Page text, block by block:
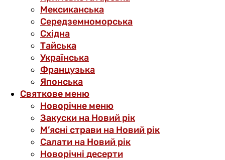
Мексиканська
Середземноморська
Східна
Тайська
Українська
Французька
Японська
Святкове меню
Новорічне меню
Закуски на Новий рік
М’ясні страви на Новий рік
Салати на Новий рік
Новорічні десерти